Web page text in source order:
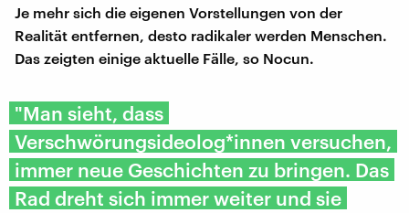
Je mehr sich die eigenen Vorstellungen von der
Realität entfernen, desto radikaler werden Menschen.
Das zeigten einige aktuelle Fälle, so Nocun.
"Man sieht, dass
Verschwörungsideolog*innen versuchen,
immer neue Geschichten zu bringen. Das
Rad dreht sich immer weiter und sie